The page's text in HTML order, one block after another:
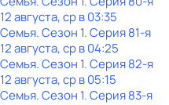
12 августа, ср в 03:35
Семья. Сезон 1. Серия 81-я
12 августа, ср в 04:25
Семья. Сезон 1. Серия 82-я
12 августа, ср в 05:15
Семья. Сезон 1. Серия 83-я